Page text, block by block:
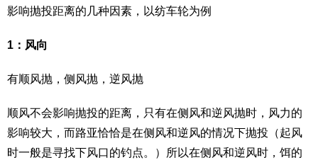
影响抛投距离的几种因素，以纺车轮为例
1：风向
有顺风抛，侧风抛，逆风抛
顺风不会影响抛投的距离，只有在侧风和逆风抛时，风力的
影响较大，而路亚恰恰是在侧风和逆风的情况下抛投（起风
时一般是寻找下风口的钓点。）所以在侧风和逆风时，饵的